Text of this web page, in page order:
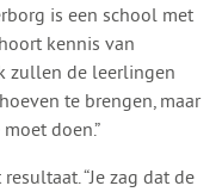
is een school met
kennis van
zullen de leerlingen
te brengen, maar
doen.”
“Je zag dat de